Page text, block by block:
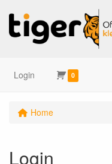
Login 0
Home
Login